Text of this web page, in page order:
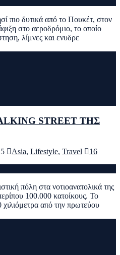
πιο δυτικά από το Πουκέτ, στον
στο αεροδρόμιο, το οποίο
λίμνες και ενυδρε
STREET ΤΗΣ
Asia, Lifestyle, Travel 16
πόλη στα νοτιοανατολικά της
100.000 κατοίκους. Το
χιλιόμετρα από την πρωτεύου